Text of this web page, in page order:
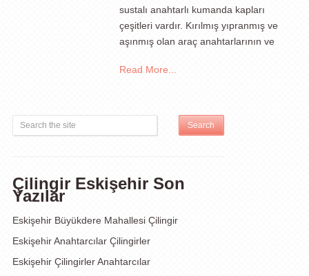
sustalı anahtarlı kumanda kapları
çeşitleri vardır. Kırılmış yıpranmış ve
aşınmış olan araç anahtarlarının ve
Read More...
Çilingir Eskişehir Son
Yazılar
Eskişehir Büyükdere Mahallesi Çilingir
Eskişehir Anahtarcılar Çilingirler
Eskişehir Çilingirler Anahtarcılar